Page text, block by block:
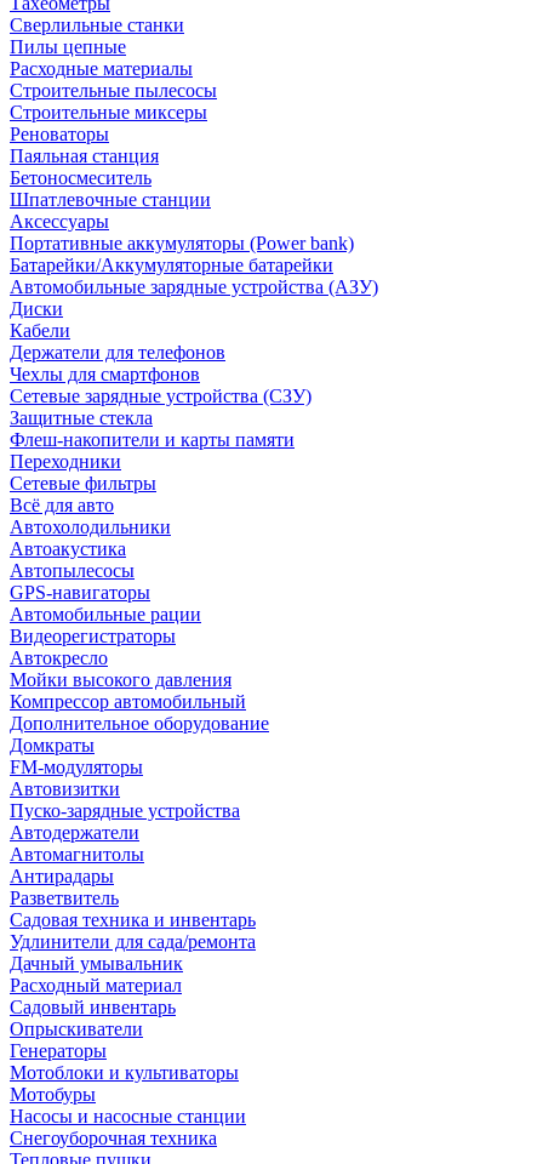
Сверлильные станки
Пилы цепные
Расходные материалы
Строительные пылесосы
Строительные миксеры
Реноваторы
Паяльная станция
Бетоносмеситель
Шпатлевочные станции
Аксессуары
Портативные аккумуляторы (Power bank)
Батарейки/Аккумуляторные батарейки
Автомобильные зарядные устройства (АЗУ)
Диски
Кабели
Держатели для телефонов
Чехлы для смартфонов
Сетевые зарядные устройства (СЗУ)
Защитные стекла
Флеш-накопители и карты памяти
Переходники
Сетевые фильтры
Всё для авто
Автохолодильники
Автоакустика
Автопылесосы
GPS-навигаторы
Автомобильные рации
Видеорегистраторы
Автокресло
Мойки высокого давления
Компрессор автомобильный
Дополнительное оборудование
Домкраты
FM-модуляторы
Автовизитки
Пуско-зарядные устройства
Автодержатели
Автомагнитолы
Антирадары
Разветвитель
Садовая техника и инвентарь
Удлинители для сада/ремонта
Дачный умывальник
Расходный материал
Садовый инвентарь
Опрыскиватели
Генераторы
Мотоблоки и культиваторы
Мотобуры
Насосы и насосные станции
Снегоуборочная техника
Тепловые пушки